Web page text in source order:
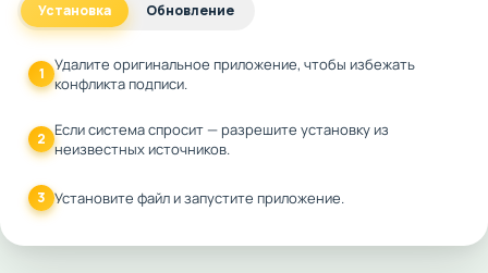
Установка Обновление
1 Удалите оригинальное приложение, чтобы избежать
конфликта подписи.
2 Если система спросит — разрешите установку из
неизвестных источников.
3 Установите файл и запустите приложение.